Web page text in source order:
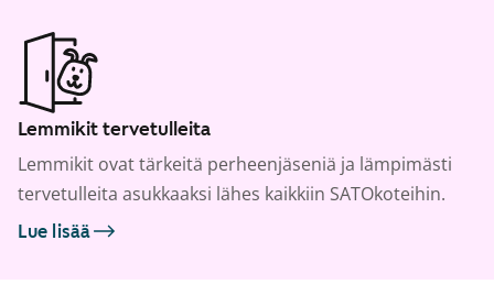
Lemmikit tervetulleita
Lemmikit ovat tärkeitä perheenjäseniä ja lämpimästi
tervetulleita asukkaaksi lähes kaikkiin SATOkoteihin.
Lue lisää